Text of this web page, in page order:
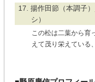
17. 揚作田節（本調子
シ）
この松は二葉から育
えて茂り栄えている